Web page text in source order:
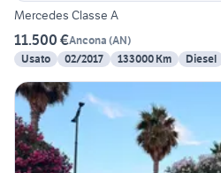
Mercedes Classe A
11.500 €Ancona (AN)
Usato
02/2017 133000 Km Diesel